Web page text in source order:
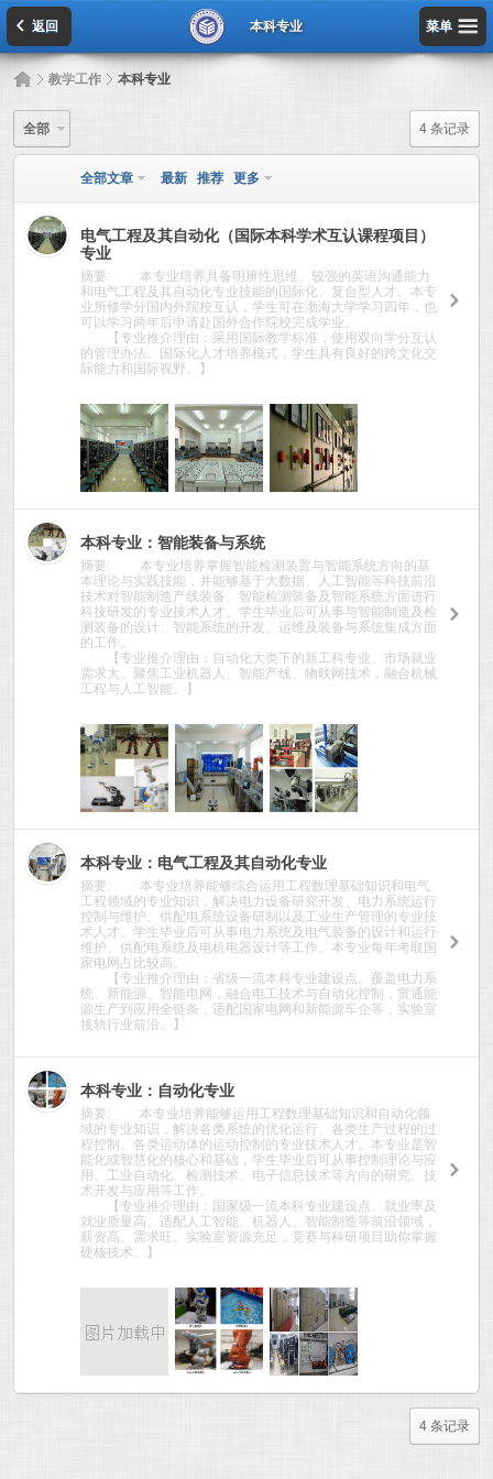
菜单
返回 本科专业
» 教学工作
» 本科专业
4 条记录
全部
全部文章 最新 推荐 更多
9293
电气工程及其自动化（国际本科学术互认课程项目）
专业
摘要: 本专业培养具备明辨性思维、较强的英语沟通能力
和电气工程及其自动化专业技能的国际化、复合型人才。本专
业所修学分国内外院校互认，学生可在渤海大学学习四年，也
可以学习两年后申请赴国外合作院校完成学业。
【专业推介理由：采用国际教学标准，使用双向学分互认
的管理办法。国际化人才培养模式，学生具有良好的跨文化交
际能力和国际视野。】
9037
本科专业：智能装备与系统
摘要: 本专业培养掌握智能检测装置与智能系统方向的基
本理论与实践技能，并能够基于大数据、人工智能等科技前沿
技术对智能制造产线装备、智能检测装备及智能系统方面进行
科技研发的专业技术人才。学生毕业后可从事与智能制造及检
测装备的设计、智能系统的开发、运维及装备与系统集成方面
的工作。
【专业推介理由：自动化大类下的新工科专业、市场就业
需求大。聚焦工业机器人、智能产线、物联网技术，融合机械
工程与人工智能。】
11418
本科专业：电气工程及其自动化专业
摘要: 本专业培养能够综合运用工程数理基础知识和电气
工程领域的专业知识，解决电力设备研究开发、电力系统运行
控制与维护、供配电系统设备研制以及工业生产管理的专业技
术人才。学生毕业后可从事电力系统及电气装备的设计和运行
维护、供配电系统及电机电器设计等工作。本专业每年考取国
家电网占比较高。
【专业推介理由：省级一流本科专业建设点。覆盖电力系
统、新能源、智能电网，融合电工技术与自动化控制，贯通能
源生产到应用全链条，适配国家电网和新能源车企等，实验室
接轨行业前沿。】
9950
本科专业：自动化专业
摘要: 本专业培养能够运用工程数理基础知识和自动化领
域的专业知识，解决各类系统的优化运行、各类生产过程的过
程控制、各类运动体的运动控制的专业技术人才。本专业是智
能化或智慧化的核心和基础，学生毕业后可从事控制理论与应
用、工业自动化、检测技术、电子信息技术等方向的研究、技
术开发与应用等工作。
【专业推介理由：国家级一流本科专业建设点、就业率及
就业质量高。适配人工智能、机器人、智能制造等前沿领域，
薪资高、需求旺。实验室资源充足，竞赛与科研项目助你掌握
硬核技术。】
4 条记录